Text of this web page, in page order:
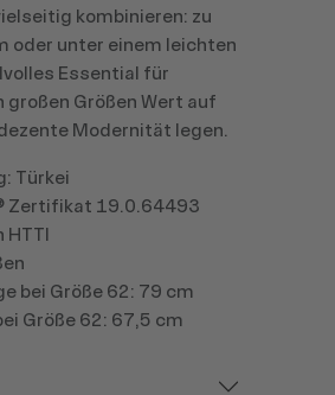
kombinieren: zu
oder unter einem leichten
Essential für
großen Größen Wert auf
Modernität legen.
Türkei
Zertifikat 19.0.64493
HTTI
bei Größe 62: 79 cm
Größe 62: 67,5 cm